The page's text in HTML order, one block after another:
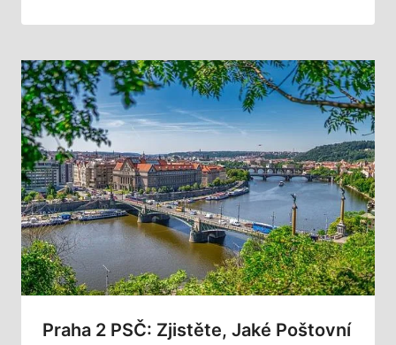
Praha 2 PSČ: Zjistěte, Jaké Poštovní